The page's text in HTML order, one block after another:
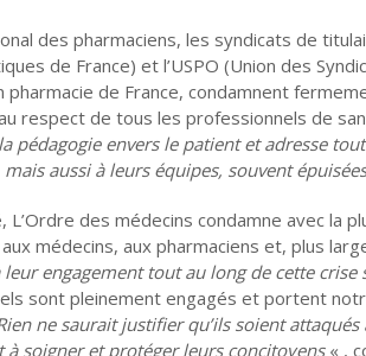
des pharmaciens, les syndicats de
de France) et l’USPO (Union des
pharmacie de France, condamnent
respect de tous les professionnels de
pédagogie envers le patient et adresse
mais aussi à leurs équipes, souvent
L’Ordre des médecins condamne avec la
médecins, aux pharmaciens et, plus
engagement tout au long de cette crise
sont pleinement engagés et portent
ne saurait justifier qu’ils soient
à soigner et protéger leurs concitoyens« ,